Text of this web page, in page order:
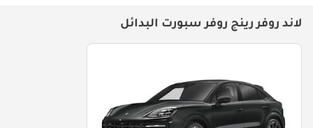
لاند روفر رينج روفر سبورت البدائل